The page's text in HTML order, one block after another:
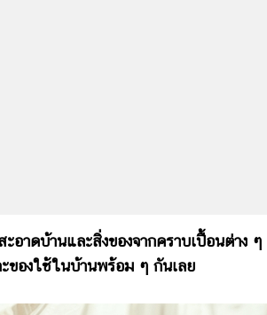
าดบ้านและสิ่งของจากคราบเปื้อนต่าง ๆ
ของใช้ในบ้านพร้อม ๆ กันเลย